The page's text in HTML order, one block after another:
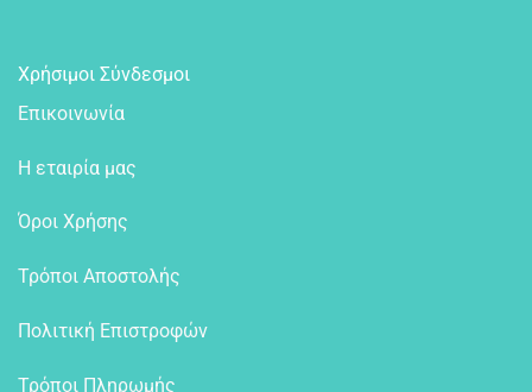
Χρήσιμοι Σύνδεσμοι
Επικοινωνία
Η εταιρία μας
Όροι Χρήσης
Τρόποι Αποστολής
Πολιτική Επιστροφών
Τρόποι Πληρωμής